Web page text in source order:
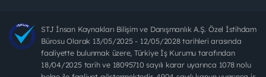
STJ İnsan Kaynakları Bilişim ve Danışmanlık A.Ş. Özel İstihdam
Bürosu Olarak 13/05/2025 - 12/05/2028 tarihleri arasında
faaliyette bulunmak üzere, Türkiye İş Kurumu tarafından
18/04/2025 tarih ve 18095710 sayılı karar uyarınca 1078 nolu